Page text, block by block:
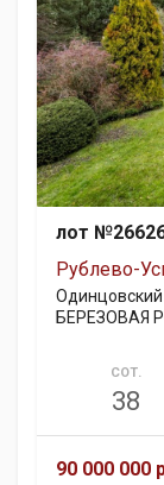
лот
Рублево-
Одинцовский
БЕРЕЗОВАЯ
СОТ.
38
90 000 000